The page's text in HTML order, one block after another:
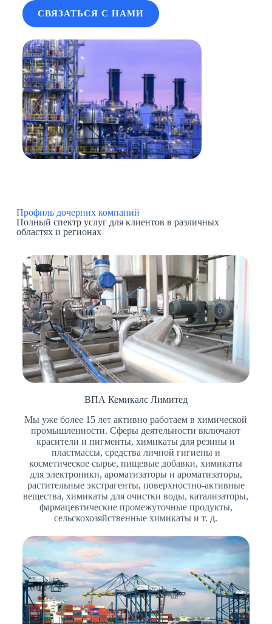
СВЯЗАТЬСЯ С НАМИ
Профиль дочерних компаний
Полный спектр услуг для клиентов в различных
областях и регионах
ВПА Кемикалс Лимитед
Мы уже более 15 лет активно работаем в химической
промышленности. Сферы деятельности включают
красители и пигменты, химикаты для резины и
пластмассы, средства личной гигиены и
косметическое сырье, пищевые добавки, химикаты
для электроники, ароматизаторы и ароматизаторы,
растительные экстрагенты, поверхностно-активные
вещества, химикаты для очистки воды, катализаторы,
фармацевтические промежуточные продукты,
сельскохозяйственные химикаты и т. д.